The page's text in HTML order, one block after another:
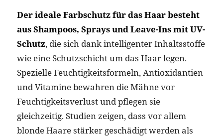
Der ideale Farbschutz für das Haar besteht
aus Shampoos, Sprays und Leave-Ins mit UV-
Schutz, die sich dank intelligenter Inhaltsstoffe
wie eine Schutzschicht um das Haar legen.
Spezielle Feuchtigkeitsformeln, Antioxidantien
und Vitamine bewahren die Mähne vor
Feuchtigkeitsverlust und pflegen sie
gleichzeitig. Studien zeigen, dass vor allem
blonde Haare stärker geschädigt werden als